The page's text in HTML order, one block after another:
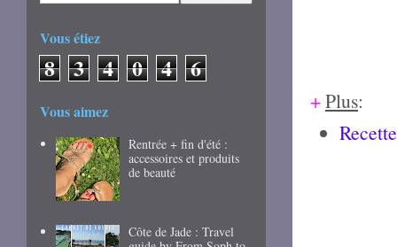
+Plus:
Vous étiez
8 3 4 0 4 6
Vous aimez
Rentrée + fin d'été :
accessoires et produits
de beauté
Côte de Jade : Travel